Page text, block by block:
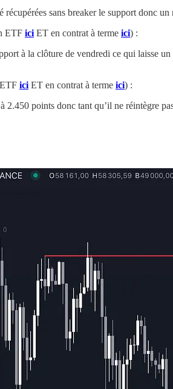
sans breaker le support donc
ETF ici ET en contrat à terme ici) :
à la clôture de vendredi ce qui laisse
ici ET en contrat à terme ici) :
points donc tant qu’il ne réintègre